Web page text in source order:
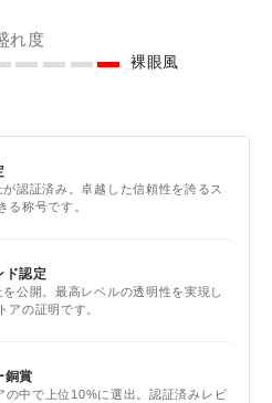
れ度
裸眼風
認証済み。卓越した信頼性を誇るス
る称号です。
ド認定
公開。最高レベルの透明性を実現し
アの証明です。
銅賞
の中で上位10%に選出。認証済みレビ